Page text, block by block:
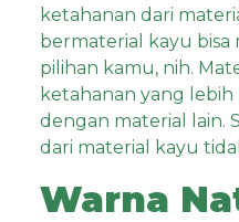
ketahanan dari
bermaterial kayu bisa
pilihan kamu, nih.
ketahanan yang
dengan material lain.
dari material kayu
Warna